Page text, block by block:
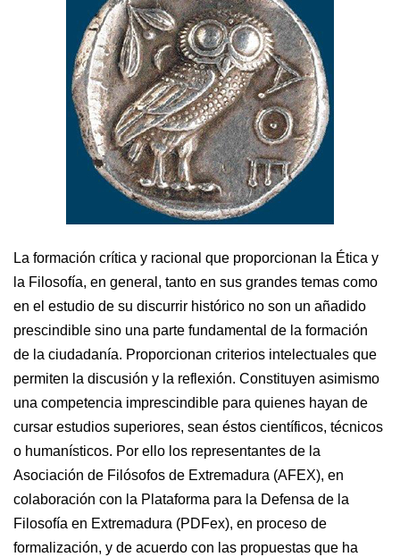
La formación crítica y racional que proporcionan la Ética y
la Filosofía, en general, tanto en sus grandes temas como
en el estudio de su discurrir histórico no son un añadido
prescindible sino una parte fundamental de la formación
de la ciudadanía. Proporcionan criterios intelectuales que
permiten la discusión y la reflexión. Constituyen asimismo
una competencia imprescindible para quienes hayan de
cursar estudios superiores, sean éstos científicos, técnicos
o humanísticos. Por ello los representantes de la
Asociación de Filósofos de Extremadura (AFEX), en
colaboración con la Plataforma para la Defensa de la
Filosofía en Extremadura (PDFex), en proceso de
formalización, y de acuerdo con las propuestas que ha